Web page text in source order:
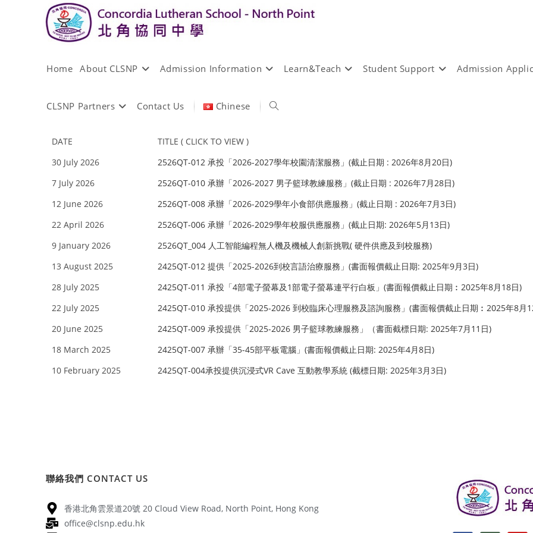
Home About CLSNP Admission Information Learn&Teach Student Support Admission
CLSNP Partners Contact Us Chinese
DATE
TITLE ( CLICK TO VIEW )
30 July 2026
2526QT-012 承投「2026-2027學年校園清潔服務」(截止日期 : 2026年8月20日)
7 July 2026
2526QT-010 承辦「2026-2027 男子籃球教練服務」(截止日期 : 2026年7月28日)
12 June 2026
2526QT-008 承辦「2026-2029學年小食部供應服務」(截止日期 : 2026年7月3日)
22 April 2026
2526QT-006 承辦「2026-2029學年校服供應服務」(截止日期: 2026年5月13日)
9 January 2026
2526QT_004 人工智能編程無人機及機械人創新挑戰( 硬件供應及到校服務)
13 August 2025
2425QT-012 提供「2025-2026到校言語治療服務」(書面報價截止日期: 2025年9月3日)
28 July 2025
2425QT-011 承投「4部電子螢幕及1部電子螢幕連平行白板」(書面報價截止日期︰2025年8月18日)
22 July 2025
2425QT-010 承投提供「2025-2026 到校臨床心理服務及諮詢服務」(書面報價截止日期︰2025年8月
20 June 2025
2425QT-009 承投提供「2025-2026 男子籃球教練服務」（書面截標日期: 2025年7月11日)
18 March 2025
2425QT-007 承辦「35-45部平板電腦」(書面報價截止日期: 2025年4月8日)
10 February 2025
2425QT-004承投提供沉浸式VR Cave 互動教學系統 (截標日期: 2025年3月3日)
聯絡我們 CONTACT US
香港北角雲景道20號 20 Cloud View Road, North Point, Hong Kong
office@clsnp.edu.hk